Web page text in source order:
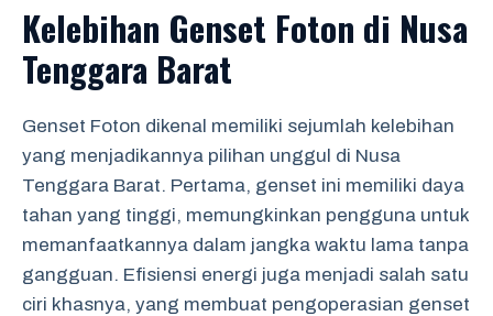
Kelebihan Genset Foton di Nusa
Tenggara Barat
Genset Foton dikenal memiliki sejumlah kelebihan
yang menjadikannya pilihan unggul di Nusa
Tenggara Barat. Pertama, genset ini memiliki daya
tahan yang tinggi, memungkinkan pengguna untuk
memanfaatkannya dalam jangka waktu lama tanpa
gangguan. Efisiensi energi juga menjadi salah satu
ciri khasnya, yang membuat pengoperasian genset